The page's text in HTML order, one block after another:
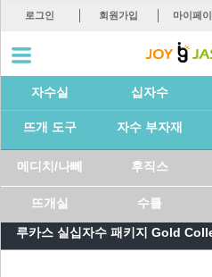
로그인 회원가입 마이페
자수실 십자수
뜨개 도구 자수 부자재
메디치/나뻬 후직스
뜨개실 수틀
루카스 실십자수 패키지 Gold